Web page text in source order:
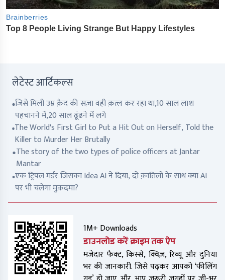
लेटेस्ट आर्टिकल्स
जिसे मिली उम्र क़ैद की सज़ा वही क़त्ल कर रहा था,10 साल लाश
पहचानने में,20 साल ढूंढने में लगे
The World's First Girl to Put a Hit Out on Herself, Told the
Killer to Murder Her Brutally
The story of the two types of police officers at Jantar
Mantar
एक ट्रिपल मर्डर जिसका Idea AI ने दिया, दो क़ातिलों के साथ क्या AI
पर भी चलेगा मुक़दमा?
1M+ Downloads
डाउनलोड करें क्राइम तक ऐप
मजेदार फैक्ट, किस्से, क्विज़, रिव्यू और दुनिया
भर की जानकारी. जिसे पढ़कर आपको ‘फीलिंग